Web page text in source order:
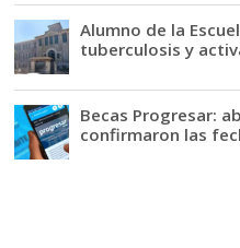
Alumno de la
tuberculosis y
Becas Progresar:
confirmaron las